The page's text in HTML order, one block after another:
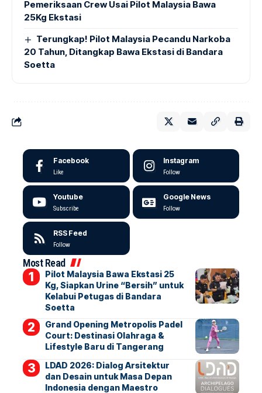
Pemeriksaan Crew Usai Pilot Malaysia Bawa
25Kg Ekstasi
Terungkap! Pilot Malaysia Pecandu Narkoba
20 Tahun, Ditangkap Bawa Ekstasi di Bandara
Soetta
Facebook
Like
Instagram
Follow
Youtube
Subscribe
Google News
Follow
RSS Feed
Follow
Most Read
Pilot Malaysia Bawa Ekstasi 25
Kg, Siapkan Urine “Bersih” untuk
Kelabui Petugas di Bandara
Soetta
Grand Opening Metropolis Padel
Court: Destinasi Olahraga &
Lifestyle Baru di Tangerang
LDAD 2026: Dialog Arsitektur
dan Desain untuk Masa Depan
Indonesia dengan Maestro